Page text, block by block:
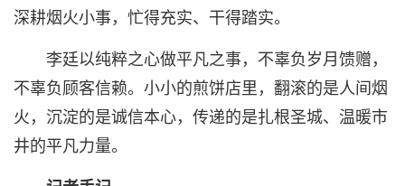
深耕烟火小事，忙得充实、干得踏实。
李廷以纯粹之心做平凡之事，不辜负岁月馈赠，
不辜负顾客信赖。小小的煎饼店里，翻滚的是人间烟
火，沉淀的是诚信本心，传递的是扎根圣城、温暖市
井的平凡力量。